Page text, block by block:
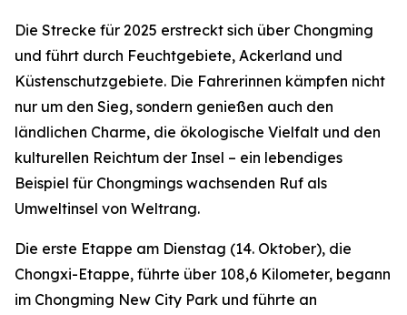
Die Strecke für 2025 erstreckt sich über Chongming
und führt durch Feuchtgebiete, Ackerland und
Küstenschutzgebiete. Die Fahrerinnen kämpfen nicht
nur um den Sieg, sondern genießen auch den
ländlichen Charme, die ökologische Vielfalt und den
kulturellen Reichtum der Insel – ein lebendiges
Beispiel für Chongmings wachsenden Ruf als
Umweltinsel von Weltrang.
Die erste Etappe am Dienstag (14. Oktober), die
Chongxi-Etappe, führte über 108,6 Kilometer, begann
im Chongming New City Park und führte an